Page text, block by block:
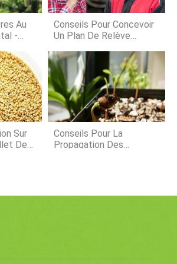
Laquaculture au Nigeria a un
potentiel énorme. Le gouvernement
nigérian applique actuellement une
Au
-
Conseils Pour Concevoir
Un Plan De Relève
Sur
De
Conseils Pour La
Propagation Des